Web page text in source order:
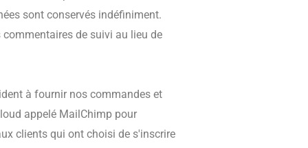
sont conservés indéfiniment.
de suivi au lieu de
à fournir nos commandes et
appelé MailChimp pour
clients qui ont choisi de s'inscrire